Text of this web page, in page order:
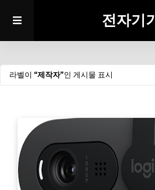
전자기기
라벨이 제작자 인 게시물 표시